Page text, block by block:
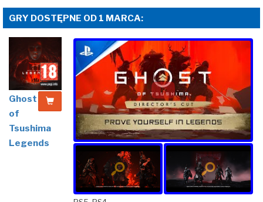
GRY DOSTĘPNE OD 1 MARCA:
Ghost
of
Tsushima
Legends